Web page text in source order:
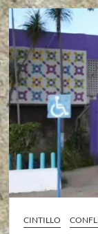
CINTILLO